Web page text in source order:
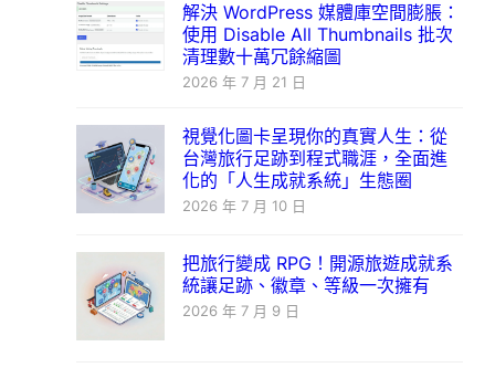
解決 WordPress 媒體庫空間膨脹：
使用 Disable All Thumbnails 批次
清理數十萬冗餘縮圖
2026 年 7 月 21 日
視覺化圖卡呈現你的真實人生：從
台灣旅行足跡到程式職涯，全面進
化的「人生成就系統」生態圈
2026 年 7 月 10 日
把旅行變成 RPG！開源旅遊成就系
統讓足跡、徽章、等級一次擁有
2026 年 7 月 9 日